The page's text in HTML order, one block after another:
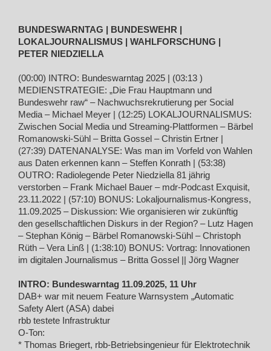
BUNDESWARNTAG | BUNDESWEHR |
LOKALJOURNALISMUS | WAHLFORSCHUNG |
PETER NIEDZIELLA
(00:00) INTRO: Bundeswarntag 2025 | (03:13 )
MEDIENSTRATEGIE: „Die Frau Hauptmann und
Bundeswehr raw“ – Nachwuchsrekrutierung per Social
Media – Michael Meyer | (12:25) LOKALJOURNALISMUS:
Zwischen Social Media und Streaming-Plattformen – Bärbel
Romanowski-Sühl – Britta Gossel – Christin Ertner |
(27:39) DATENANALYSE: Was man im Vorfeld von Wahlen
aus Daten erkennen kann – Steffen Konrath | (53:38)
OUTRO: Radiolegende Peter Niedziella 81 jährig
verstorben – Frank Michael Bauer – mdr-Podcast Exquisit,
23.11.2022 | (57:10) BONUS: Lokaljournalismus-Kongress,
11.09.2025 – Diskussion: Wie organisieren wir zukünftig
den gesellschaftlichen Diskurs in der Region? – Lutz Hagen
– Stephan König – Bärbel Romanowski-Sühl – Christoph
Rüth – Vera Linß | (1:38:10) BONUS: Vortrag: Innovationen
im digitalen Journalismus – Britta Gossel || Jörg Wagner
INTRO: Bundeswarntag 11.09.2025, 11 Uhr
DAB+ war mit neuem Feature Warnsystem „Automatic
Safety Alert (ASA) dabei
rbb testete Infrastruktur
O-Ton:
* Thomas Briegert, rbb-Betriebsingenieur für Elektrotechnik